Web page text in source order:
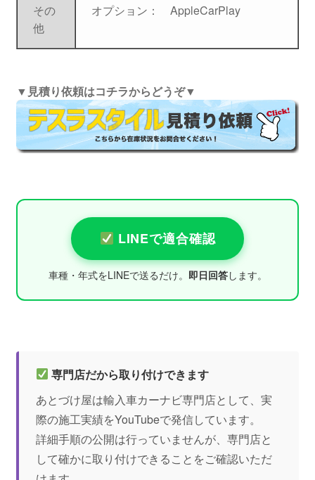
その
他
オプション： AppleCarPlay
▼見積り依頼はコチラからどうぞ▼
LINEで適合確認
車種・年式をLINEで送るだけ。 即日回答します。
専門店だから取り付けできます
あとづけ屋は輸入車カーナビ専門店として、実
際の施工実績をYouTubeで発信しています。
詳細手順の公開は行っていませんが、専門店と
して確かに取り付けできることをご確認いただ